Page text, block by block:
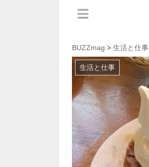
BUZZmag > 生活と仕事
生活と仕事